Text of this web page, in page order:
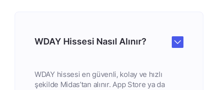
WDAY Hissesi Nasıl Alınır?
WDAY hissesi en güvenli, kolay ve hızlı
şekilde Midas’tan alınır. App Store ya da